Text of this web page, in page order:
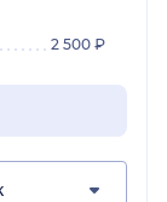
2 500 ₽